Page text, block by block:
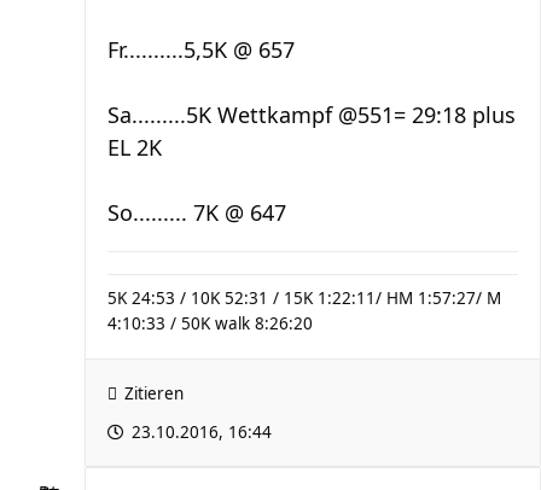
Fr..........5,5K @ 657
Sa.........5K Wettkampf @551= 29:18 plus
EL 2K
So......... 7K @ 647
5K 24:53 / 10K 52:31 / 15K 1:22:11/ HM 1:57:27/ M
4:10:33 / 50K walk 8:26:20
Zitieren
23.10.2016, 16:44